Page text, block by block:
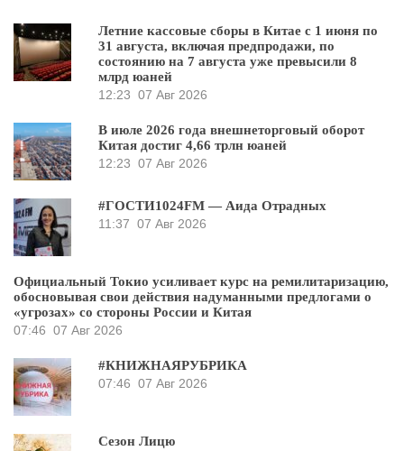
Летние кассовые сборы в Китае с 1 июня по
31 августа, включая предпродажи, по
состоянию на 7 августа уже превысили 8
млрд юаней
12:23 07 Авг 2026
В июле 2026 года внешнеторговый оборот
Китая достиг 4,66 трлн юаней
12:23 07 Авг 2026
#ГОСТИ1024FM — Аида Отрадных
11:37 07 Авг 2026
Официальный Токио усиливает курс на ремилитаризацию,
обосновывая свои действия надуманными предлогами о
«угрозах» со стороны России и Китая
07:46 07 Авг 2026
#КНИЖНАЯРУБРИКА
07:46 07 Авг 2026
Сезон Лицю